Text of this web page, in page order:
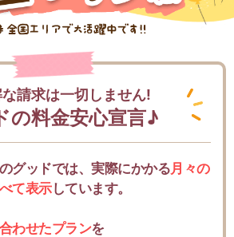
請求は一切しません!
の料金安心宣言♪
グッドでは、実際にかかる月々の
て表示しています。
わせたプランを